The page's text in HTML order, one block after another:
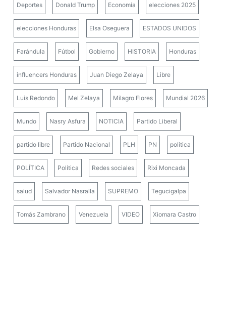
Deportes Donald Trump Economía elecciones 2025
elecciones Honduras Elsa Oseguera ESTADOS UNIDOS
Farándula Fútbol Gobierno HISTORIA Honduras
influencers Honduras Juan Diego Zelaya Libre
Luis Redondo Mel Zelaya Milagro Flores Mundial 2026
Mundo Nasry Asfura NOTICIA Partido Liberal
partido libre Partido Nacional PLH PN politica
POLÍTICA Política Redes sociales Rixi Moncada
salud Salvador Nasralla SUPREMO Tegucigalpa
Tomás Zambrano Venezuela VIDEO Xiomara Castro